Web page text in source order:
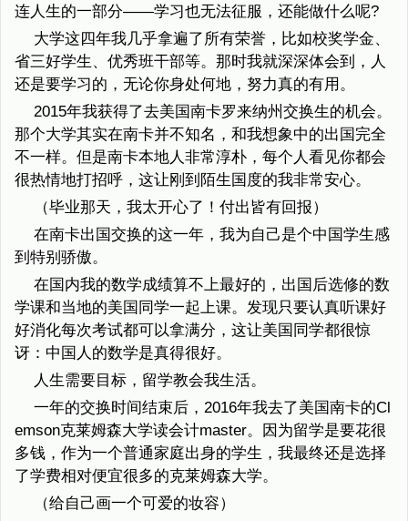
连人生的一部分——学习也无法征服，还能做什么呢?
大学这四年我几乎拿遍了所有荣誉，比如校奖学金、
省三好学生、优秀班干部等。那时我就深深体会到，人
还是要学习的，无论你身处何地，努力真的有用。
2015年我获得了去美国南卡罗来纳州交换生的机会。
那个大学其实在南卡并不知名，和我想象中的出国完全
不一样。但是南卡本地人非常淳朴，每个人看见你都会
很热情地打招呼，这让刚到陌生国度的我非常安心。
（毕业那天，我太开心了！付出皆有回报）
在南卡出国交换的这一年，我为自己是个中国学生感
到特别骄傲。
在国内我的数学成绩算不上最好的，出国后选修的数
学课和当地的美国同学一起上课。发现只要认真听课好
好消化每次考试都可以拿满分，这让美国同学都很惊
讶：中国人的数学是真得很好。
人生需要目标，留学教会我生活。
一年的交换时间结束后，2016年我去了美国南卡的Cl
emson克莱姆森大学读会计master。因为留学是要花很
多钱，作为一个普通家庭出身的学生，我最终还是选择
了学费相对便宜很多的克莱姆森大学。
（给自己画一个可爱的妆容）